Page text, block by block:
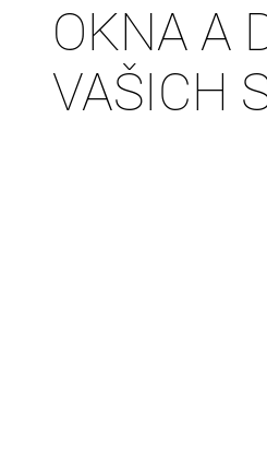
OKNA A
VAŠICH